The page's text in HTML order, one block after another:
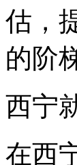
估，
的阶
西宁
在西